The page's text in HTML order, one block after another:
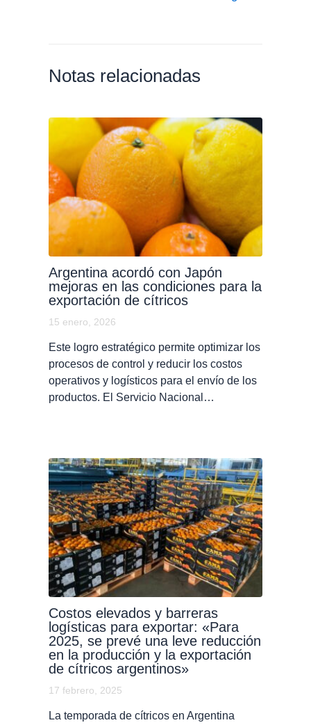
Notas relacionadas
Argentina acordó con Japón
mejoras en las condiciones para la
exportación de cítricos
15 enero, 2026
Este logro estratégico permite optimizar los
procesos de control y reducir los costos
operativos y logísticos para el envío de los
productos. El Servicio Nacional…
Costos elevados y barreras
logísticas para exportar: «Para
2025, se prevé una leve reducción
en la producción y la exportación
de cítricos argentinos»
17 febrero, 2025
La temporada de cítricos en Argentina